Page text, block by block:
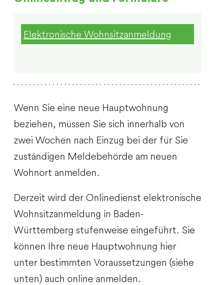
Elektronische Wohnsitzanmeldung
Wenn Sie eine neue Hauptwohnung
beziehen, müssen Sie sich innerhalb von
zwei Wochen nach Einzug bei der für Sie
zuständigen Meldebehörde am neuen
Wohnort anmelden.
Derzeit wird der Onlinedienst elektronische
Wohnsitzanmeldung in Baden-
Württemberg stufenweise eingeführt. Sie
können Ihre neue Hauptwohnung hier
unter bestimmten Voraussetzungen (siehe
unten) auch online anmelden.